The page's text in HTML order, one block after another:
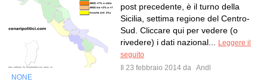
post precedente, è il turno della
Sicilia, settima regione del Centro-
Sud. Cliccare qui per vedere (o
rivedere) i dati nazional...
Leggere il
seguito
Il 23 febbraio 2014 da Andl
NONE